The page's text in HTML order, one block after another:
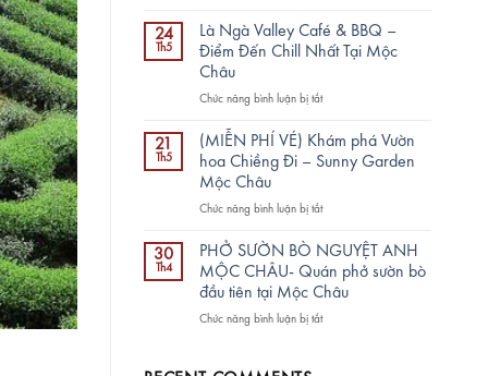
sang
trọng,
Chu
TRỌN
TÂM,
TRỌN
lúa
Suối
Hồ
mê
man
Mộc
24
Th5
Là Ngà Valley Café & BBQ –
Điểm Đến Chill Nhất Tại Mộc
Châu
Chức năng bình luận bị tắtở
Ngà
Valley
BBQ
Điểm
Đến
Chill
Nhất
Tại
21
Th5
(MIỄN PHÍ VÉ) Khám phá Vườn
hoa Chiềng Đi – Sunny Garden
Mộc Châu
Chức năng bình luận bị tắtở
PHÍ
VÉ)
Khám
phá
Vườn
30
Th4
PHỞ SƯỜN BÒ NGUYỆT ANH
MỘC CHÂU- Quán phở sườn bò
đầu tiên tại Mộc Châu
Chức năng bình luận bị tắtở